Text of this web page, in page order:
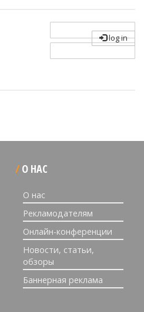
log in
О НАС
О нас
Рекламодателям
Онлайн-конференции
Новости, статьи,
обзоры
Баннерная реклама